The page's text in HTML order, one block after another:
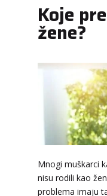
Koje
žene?
Mnogi muškarci
nisu rodili kao
problema imaju